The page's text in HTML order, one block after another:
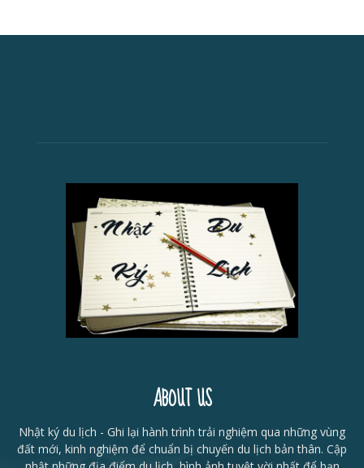
ABOUT US
Nhật ký du lịch - Ghi lại hành trình trải nghiệm qua những vùng
đất mới, kinh nghiệm để chuẩn bị chuyến du lịch bản thân. Cập